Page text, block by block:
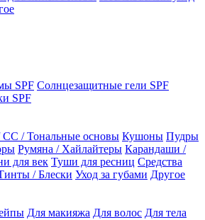
SPF Солнцезащитные гели SPF
SPF
/ Тональные основы Кушоны Пудры
Румяна / Хайлайтеры Карандаши /
для век Туши для ресниц Средства
/ Блески Уход за губами Другое
Для макияжа Для волос Для тела